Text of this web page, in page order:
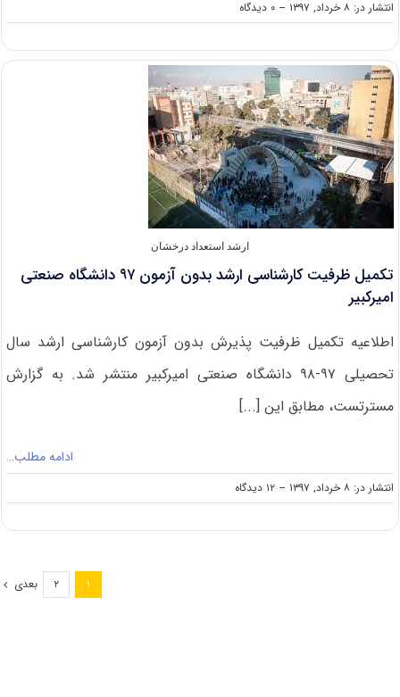
انتشار در: ۸ خرداد, ۱۳۹۷ -- ۰ دیدگاه
on
فراخوان
ارشد
درخشان
دانشکده
اصول
الدین
در
سال
۹۷
ارشد استعداد درخشان
تکمیل ظرفیت کارشناسی ارشد بدون آزمون ۹۷ دانشگاه صنعتی
امیرکبیر
اطلاعیه تکمیل ظرفیت پذیرش بدون آزمون کارشناسی ارشد سال
تحصیلی ۹۷-۹۸ دانشگاه صنعتی امیرکبیر منتشر شد. به گزارش
مسترتست، مطابق این [...]
ادامه مطلب…
انتشار در: ۸ خرداد, ۱۳۹۷ -- ۱۲ دیدگاه
on
تکمیل
۱ ۲ بعدی